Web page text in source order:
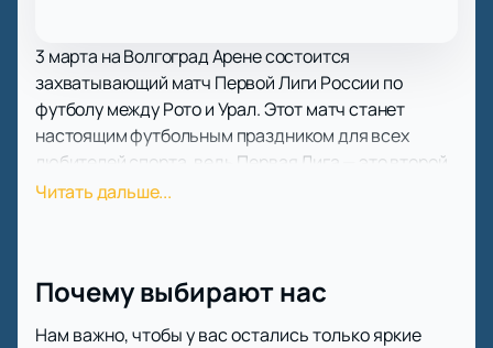
3 марта на Волгоград Арене состоится
захватывающий матч Первой Лиги России по
футболу между Рото и Урал. Этот матч станет
настоящим футбольным праздником для всех
любителей спорта, ведь Первая Лига — это второй
по значимости дивизион профессионального
Волгоград Арена — это современный стадион,
Читать дальше...
Почему выбирают нас
Нам важно, чтобы у вас остались только яркие